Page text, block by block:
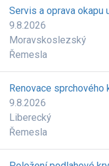
Servis a oprava okapu
9.8.2026
Moravskoslezský
Řemesla
Renovace sprchového
9.8.2026
Liberecký
Řemesla